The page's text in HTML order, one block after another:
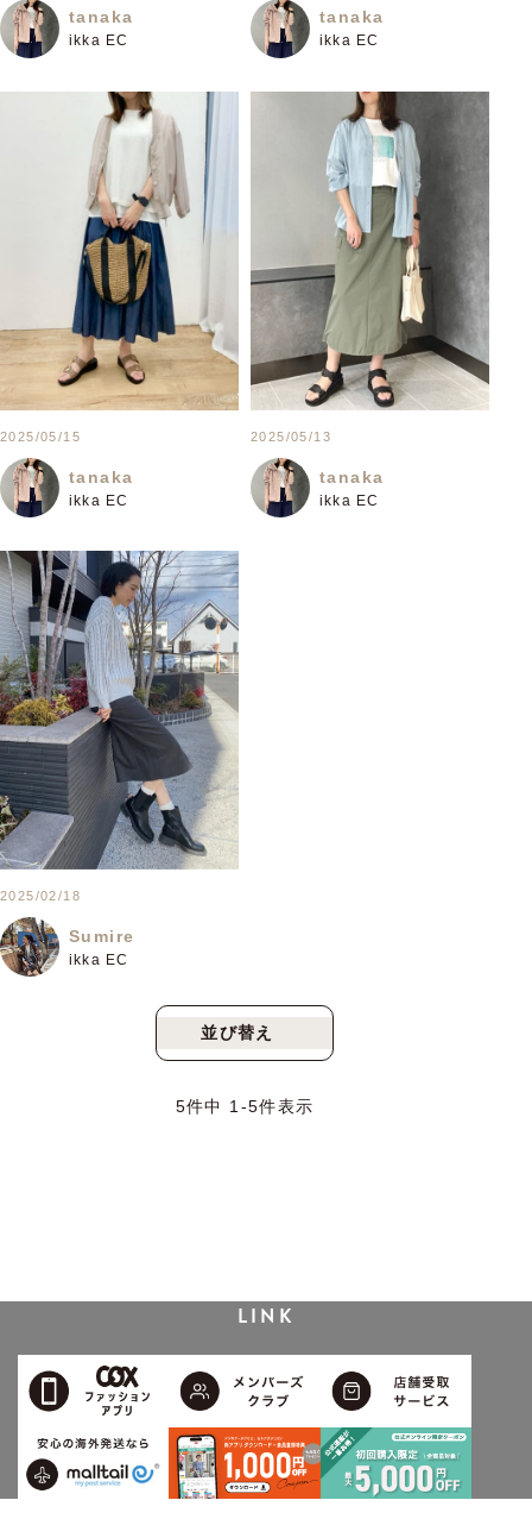
tanaka
ikka EC
tanaka
ikka EC
2025/05/15
tanaka
ikka EC
2025/05/13
tanaka
ikka EC
2025/02/18
Sumire
ikka EC
並び替え
5件中 1 -5件表示
LINK